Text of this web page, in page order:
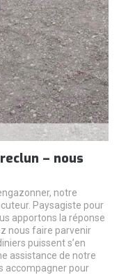
– nous
notre
Paysagiste pour
apportons la réponse
nous faire parvenir
puissent s’en
assistance de notre
accompagner pour